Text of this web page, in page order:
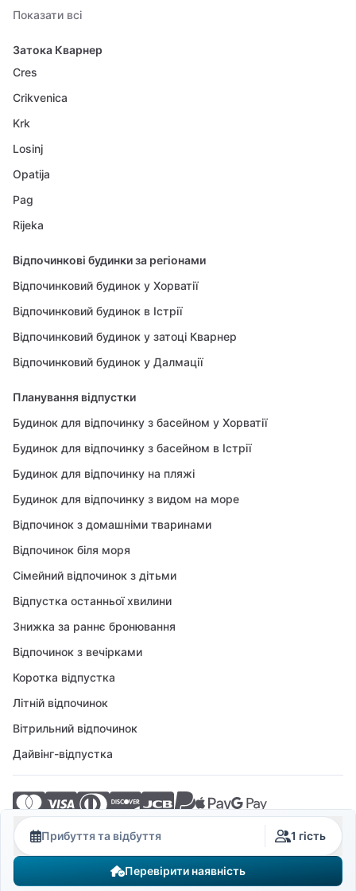
Прибуття та відбуття 1 гість
Перевірити наявність
Показати всі
Затока Кварнер
Cres
Crikvenica
Krk
Losinj
Opatija
Pag
Rijeka
Відпочинкові будинки за регіонами
Відпочинковий будинок у Хорватії
Відпочинковий будинок в Істрії
Відпочинковий будинок у затоці Кварнер
Відпочинковий будинок у Далмації
Планування відпустки
Будинок для відпочинку з басейном у Хорватії
Будинок для відпочинку з басейном в Істрії
Будинок для відпочинку на пляжі
Будинок для відпочинку з видом на море
Відпочинок з домашніми тваринами
Відпочинок біля моря
Сімейний відпочинок з дітьми
Відпустка останньої хвилини
Знижка за раннє бронювання
Відпочинок з вечірками
Коротка відпустка
Літній відпочинок
Вітрильний відпочинок
Дайвінг-відпустка
© 2026 Crovillas GmbH